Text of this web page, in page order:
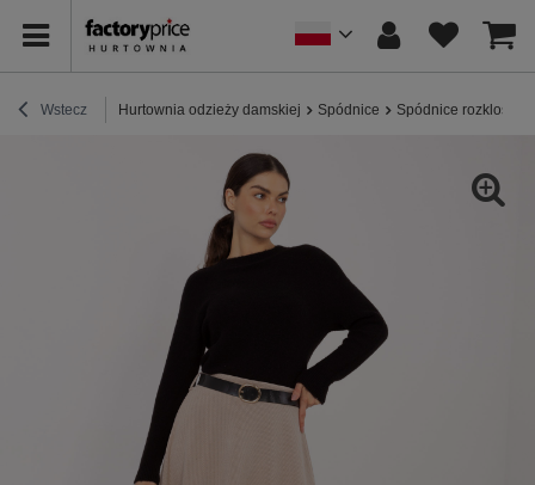
Wstecz Hurtownia odzieży damskiej Spódnice Spódnice